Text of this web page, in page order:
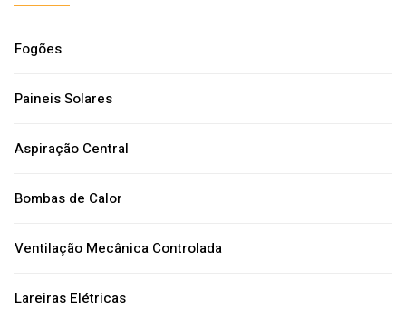
Fogões
Paineis Solares
Aspiração Central
Bombas de Calor
Ventilação Mecânica Controlada
Lareiras Elétricas